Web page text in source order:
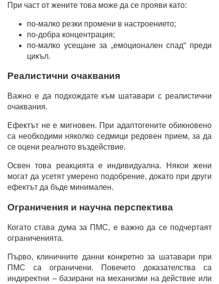
При част от жените това може да се прояви като:
по-малко резки промени в настроението;
по-добра концентрация;
по-малко усещане за „емоционален спад“ преди
цикъл.
Реалистични очаквания
Важно е да подхождате към шатавари с реалистични
очаквания.
Ефектът не е мигновен. При адаптогените обикновено
са необходими няколко седмици редовен прием, за да
се оцени реалното въздействие.
Освен това реакцията е индивидуална. Някои жени
могат да усетят умерено подобрение, докато при други
ефектът да бъде минимален.
Ограничения и научна перспектива
Когато става дума за ПМС, е важно да се подчертаят
ограниченията.
Първо, клиничните данни конкретно за шатавари при
ПМС са ограничени. Повечето доказателства са
индиректни – базирани на механизми на действие или